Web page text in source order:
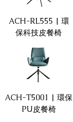
ACH-RL555 | 環
保科技皮餐椅
ACH-T5001 | 環保
PU皮餐椅